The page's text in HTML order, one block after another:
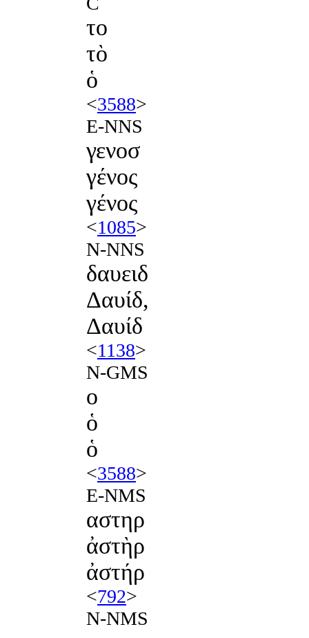
το
τὸ
ὁ
<3588>
E-NNS
γενοσ
γένος
γένος
<1085>
N-NNS
δαυειδ
Δαυίδ,
Δαυίδ
<1138>
N-GMS
ο
ὁ
ὁ
<3588>
E-NMS
αστηρ
ἀστὴρ
ἀστήρ
<792>
N-NMS